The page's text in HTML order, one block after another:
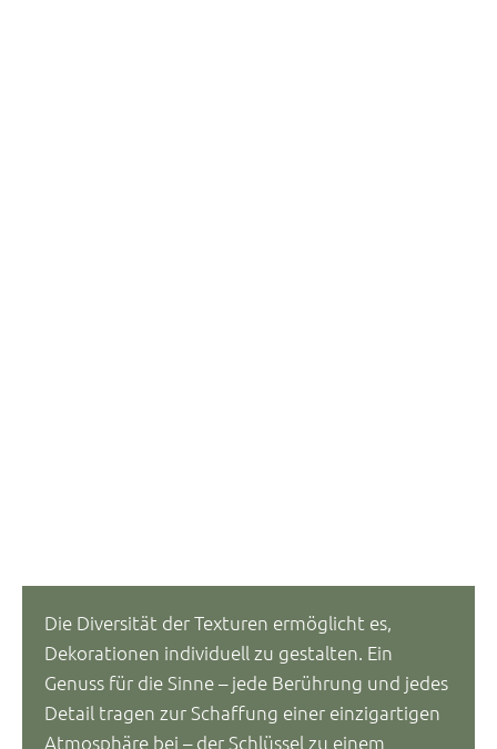
Die Diversität der Texturen ermöglicht es,
Dekorationen individuell zu gestalten. Ein
Genuss für die Sinne – jede Berührung und jedes
Detail tragen zur Schaffung einer einzigartigen
Atmosphäre bei – der Schlüssel zu einem